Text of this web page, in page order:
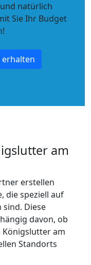
natürlich
Sie Ihr Budget
erhalten
am
erstellen
die speziell auf
Diese
davon, ob
Königslutter am
Standorts